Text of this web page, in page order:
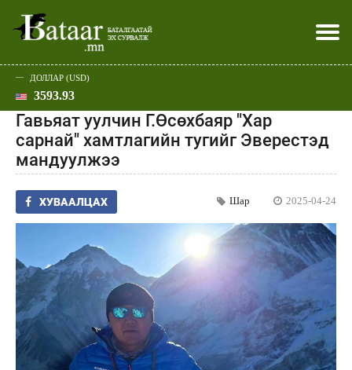
Эхлэл
Улс төр
Нийгэм
Эдийн засаг
Дэлхий
Спорт
Шар
Батаар юу хэлэв
Хэвлэл мэдээллээр
ДОЛЛАР (USD)
3593.93
Гавьяат уулчин Г.Өсөхбаяр "Хар
сарнай" хамтлагийн тугийг Эверестэд
мандуулжээ
ХУВААЛЦАХ Шар 2025-04-24